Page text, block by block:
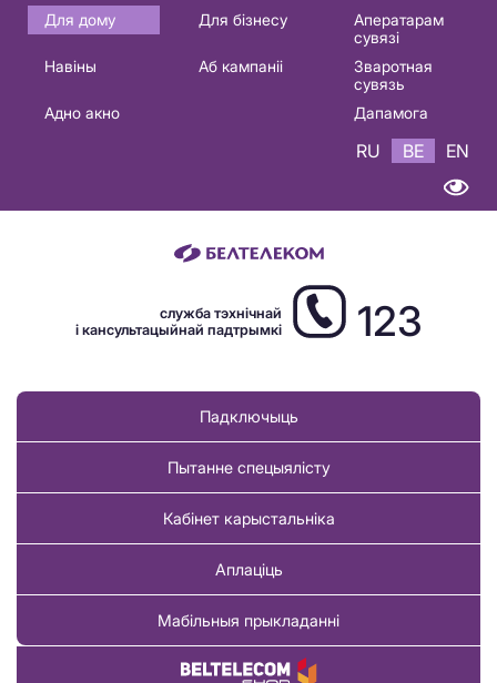
Основная
навигация
Для дому Для бізнесу
Аператарам
сувязі
Навіны
Аб кампаніі
Зваротная
сувязь
Адно акно
Дапамога
RU BE EN
служба тэхнічнай
і кансультацыйнай падтрымкі
123
Падключыць
Пытанне спецыялісту
Кабінет карыстальніка
Аплаціць
Мабільныя прыкладанні
Купіць тавар